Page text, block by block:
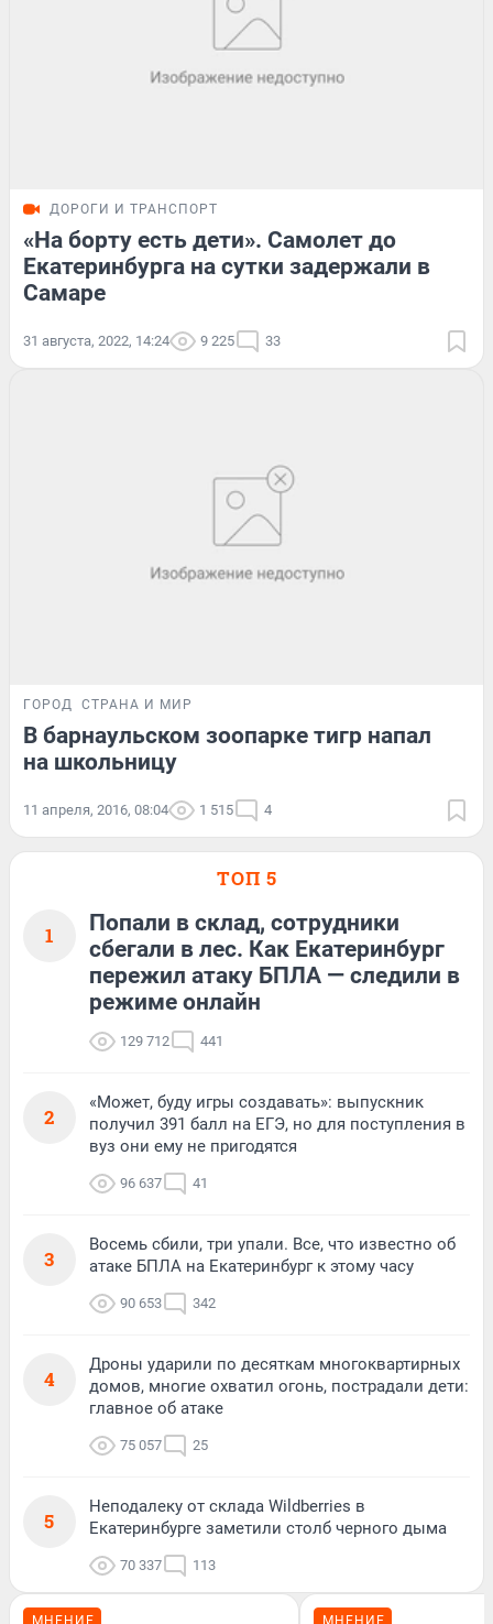
ДОРОГИ И ТРАНСПОРТ
«На борту есть дети». Самолет до
Екатеринбурга на сутки задержали в
Самаре
31 августа, 2022, 14:24 9 225 33
ГОРОД СТРАНА И МИР
В барнаульском зоопарке тигр напал
на школьницу
11 апреля, 2016, 08:04 1 515 4
ТОП 5
1
Попали в склад, сотрудники
сбегали в лес. Как Екатеринбург
пережил атаку БПЛА — следили в
режиме онлайн
129 712 441
2
«Может, буду игры создавать»: выпускник
получил 391 балл на ЕГЭ, но для поступления в
вуз они ему не пригодятся
96 637 41
3
Восемь сбили, три упали. Все, что известно об
атаке БПЛА на Екатеринбург к этому часу
90 653 342
4
Дроны ударили по десяткам многоквартирных
домов, многие охватил огонь, пострадали дети:
главное об атаке
75 057 25
5
Неподалеку от склада Wildberries в
Екатеринбурге заметили столб черного дыма
70 337 113